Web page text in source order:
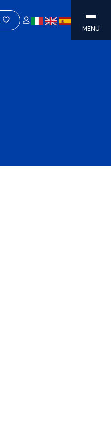
MENU